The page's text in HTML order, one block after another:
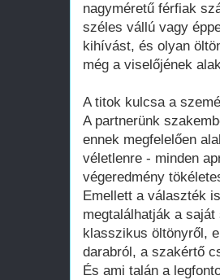
nagyméretű férfiak
széles vállú vagy
kihívást, és olyan
még a viselőjének
A titok kulcsa a
A partnerünk
ennek megfelelően
véletlenre - minden
végeredmény
Emellett a választék
megtalálhatják a
klasszikus öltönyről,
darabról, a szakértő
És ami talán a